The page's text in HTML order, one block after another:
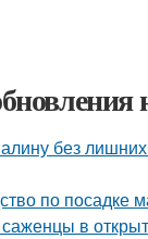
без
по посадке
в